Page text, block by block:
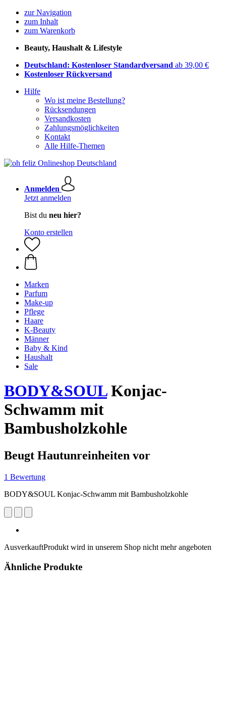
zur Navigation
zum Inhalt
zum Warenkorb
Beauty, Haushalt & Lifestyle
Deutschland: Kostenloser Standardversand ab 39,00 €
Kostenloser Rückversand
Hilfe
Wo ist meine Bestellung?
Rücksendungen
Versandkosten
Zahlungsmöglichkeiten
Kontakt
Alle Hilfe-Themen
Anmelden
Jetzt anmelden
Bist du neu hier?
Konto erstellen
Marken
Parfum
Make-up
Pflege
Haare
K-Beauty
Männer
Baby & Kind
Haushalt
Sale
BODY&SOULKonjac-
Schwamm mit
Bambusholzkohle
Beugt Hautunreinheiten vor
1 Bewertung
BODY&SOUL Konjac-Schwamm mit Bambusholzkohle
AusverkauftProdukt wird in unserem Shop nicht mehr angeboten
Ähnliche Produkte